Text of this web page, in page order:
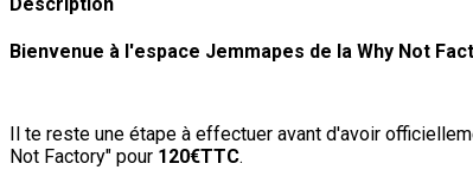
Bienvenue à l'espace Jemmapes de la Why Not
Il te reste une étape à effectuer avant d'avoir
Not Factory" pour 120€TTC.